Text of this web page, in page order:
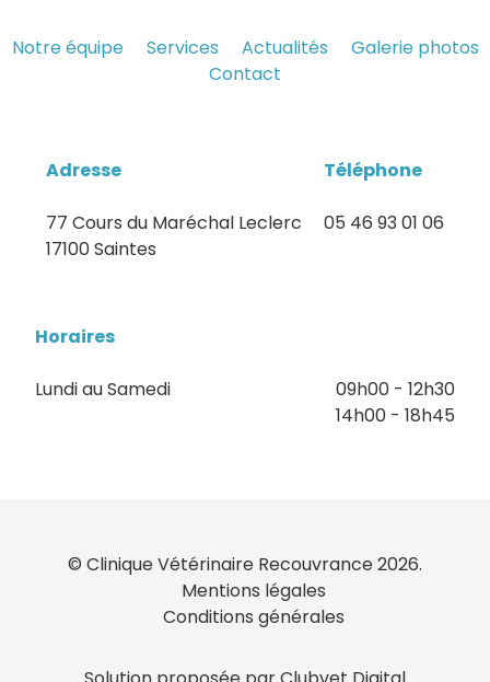
Notre équipe Services Actualités
Galerie photos
Contact
Adresse
77 Cours du Maréchal Leclerc
17100 Saintes
Téléphone
05 46 93 01 06
Horaires
Lundi au Samedi
09h00 - 12h30
14h00 - 18h45
© Clinique Vétérinaire Recouvrance 2026.
Mentions légales
Conditions générales